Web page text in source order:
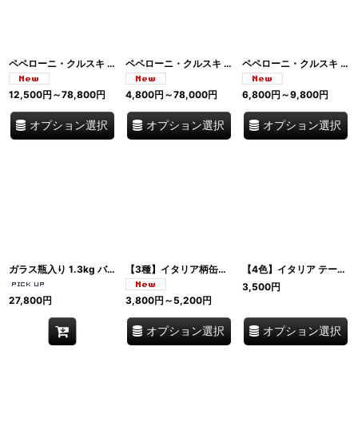
ペペローニ・クルスキ 乾燥パプリカ 干し唐辛子の花輪（セルタ）300g・500g・1kg バジリカータ産 イタリア製 Peperoni Cruschi di Senise IGP
12,500円 ～78,800円
オプション選択
ペペローニ・クルスキ 乾燥パプリカ 揚げ用 50g・100g・500g バジリカータ産 イタリア製 Peperoni Cruschi di Senise IGP
4,800円 ～78,000円
オプション選択
ペペローニ・クルスキ パウダー 石臼挽き バジリカータ産 イタリア製 Polvere di Peperone Crusco di Senise IGP
6,800円 ～9,800円
オプション選択
ガラス瓶入り 1.3kg バール・カフェ定番 ヴィーガン グルテンフリー イタリア製 Leone 1857 レオーネ パスティリェ ミックス Pastiglie Leone パスティリエ・レオーネ イタリア
27,800円
【3種】イタリア柄缶入りジェレー（ゼリーキャンディ）柑橘フレーバー Roma / Venezia / Napoli 100g・200g ヴィーガン・グルテンフリー Pastiglie Leone パスティリエ・レオーネ イタリア
3,800円 ～5,200円
オプション選択
【4色】イタリア テーブル用ミニフラッグ スタンド付き 旗 イタリア・EU・サルデーニャ・シチリア
3,500円
オプション選択